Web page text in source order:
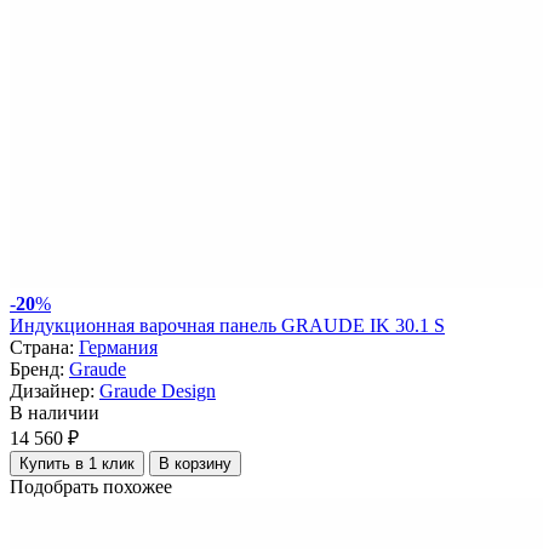
-20%
Индукционная варочная панель GRAUDE IK 30.1 S
Страна: Германия
Бренд: Graude
Дизайнер: Graude Design
В наличии
14 560 ₽
Купить в 1 клик В корзину
Подобрать похожее